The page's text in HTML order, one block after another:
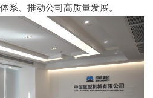
系、推动公司高质量发展。